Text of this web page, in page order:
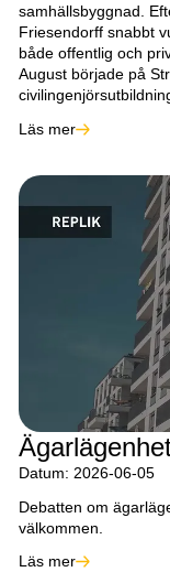
samhällsbyggnad.
Friesendorff snabbt
både offentlig och
August började på
Läs mer
Datum: 2026-06-05
Debatten om
välkommen.
Läs mer